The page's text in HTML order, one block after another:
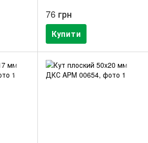
76 грн
Купити